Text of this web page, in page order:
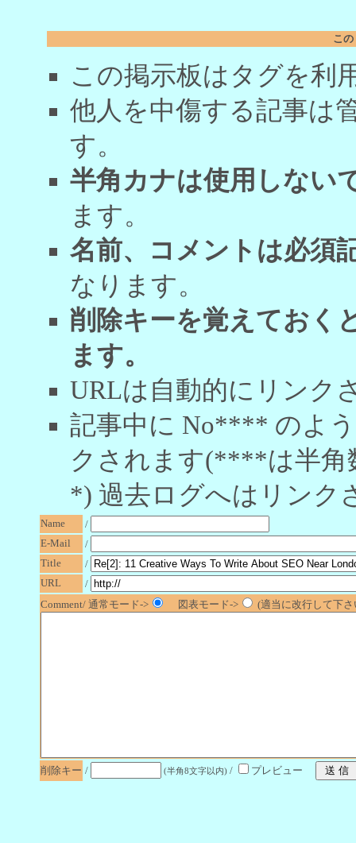
こ
この掲示板はタグを利
他人を中傷する記事は
す。
半角カナは使用しない
ます。
名前、コメントは必須
なります。
削除キーを覚えておく
ます。
URLは自動的にリンク
記事中に No**** のよ
クされます(****は半角
*) 過去ログへはリンク
Name
/
E-Mail
/
Title
/
URL
/
Comment/ 通常モード->
図表モード-> (適当に改行して下
削除キー / (半角8文字以内) / プレビュー